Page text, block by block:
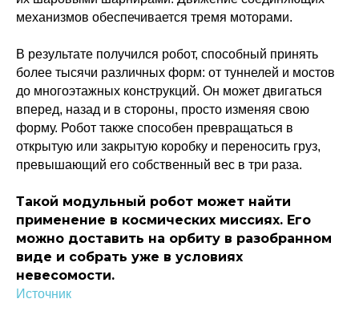
механизмов обеспечивается тремя моторами.
В результате получился робот, способный принять
более тысячи различных форм: от туннелей и мостов
до многоэтажных конструкций. Он может двигаться
вперед, назад и в стороны, просто изменяя свою
форму. Робот также способен превращаться в
открытую или закрытую коробку и переносить груз,
превышающий его собственный вес в три раза.
Такой модульный робот может найти
применение в космических миссиях. Его
можно доставить на орбиту в разобранном
виде и собрать уже в условиях
невесомости.
Источник
© 2015-2026 НАУРР. Все права защищены. При использовании материалов
© 2015-2026 НАУРР. Все права защищены.